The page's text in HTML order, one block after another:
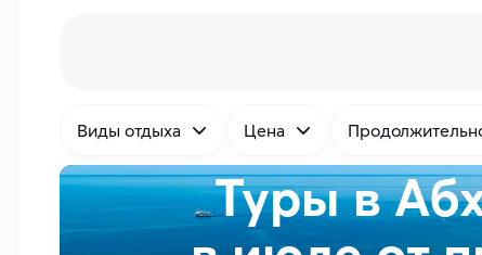
Виды отдыха Цена
Туры в